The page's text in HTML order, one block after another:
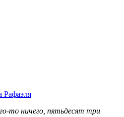
Рафаэля
то ничего, пятьдесят три